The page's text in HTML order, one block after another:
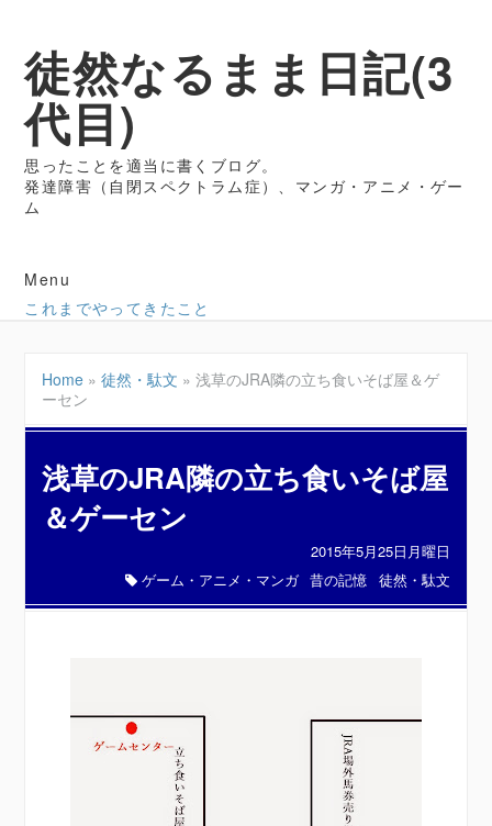
徒然なるまま日記(3
代目)
思ったことを適当に書くブログ。
発達障害（自閉スペクトラム症）、マンガ・アニメ・ゲー
ム
Menu
これまでやってきたこと
Home »徒然・駄文 »浅草のJRA隣の立ち食いそば屋＆ゲ
ーセン
浅草のJRA隣の立ち食いそば屋
＆ゲーセン
2015年5月25日月曜日
ゲーム・アニメ・マンガ 昔の記憶 徒然・駄文